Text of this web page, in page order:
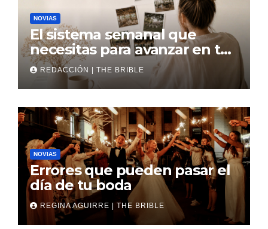
NOVIAS
El sistema semanal que
necesitas para avanzar en tu
boda
REDACCIÓN | THE BRIBLE
NOVIAS
Errores que pueden pasar el
día de tu boda
REGINA AGUIRRE | THE BRIBLE